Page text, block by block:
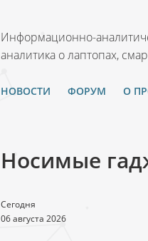
Информационно-
аналитика о лаптопах,
НОВОСТИ ФОРУМ О
Носимые
Сегодня
06 августа 2026